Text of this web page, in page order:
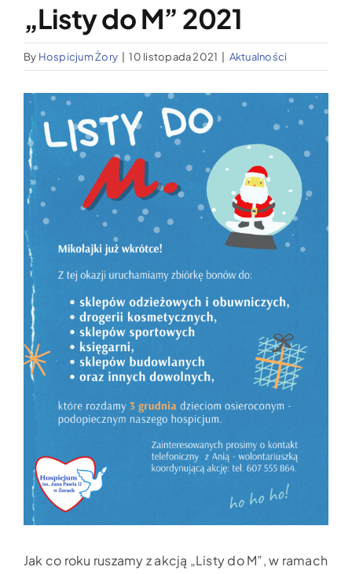
Wypożyczalnia sprzętu medycznego
Aktualności
Jak możesz nam pomóc?
Kontakt
„Listy do M” 2021
By Hospicjum Żory 10 listopada 2021 Aktualności
Pokaż
większy
obrazek
Jak co roku ruszamy z akcją „Listy do M”, w ramach